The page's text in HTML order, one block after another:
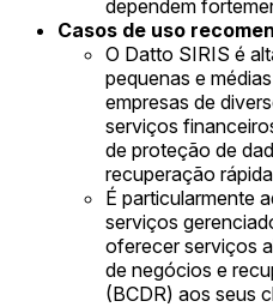
dependem
Casos de uso
O Datto SIRIS é
pequenas e
empresas de
serviços
de proteção de
recuperação
É particularmente
serviços
oferecer serviços
de negócios e
(BCDR) aos seus